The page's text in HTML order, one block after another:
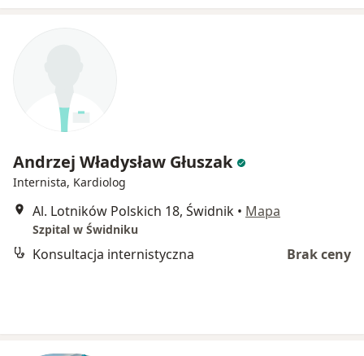
Andrzej Władysław Głuszak
Internista, Kardiolog
Al. Lotników Polskich 18, Świdnik • Mapa
Szpital w Świdniku
Konsultacja internistyczna Brak ceny